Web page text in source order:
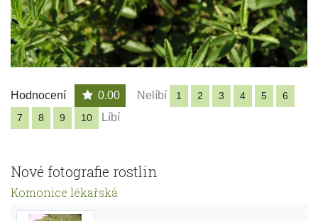
Hodnocení 0.00 Nelíbí 1 2 3 4 5
6
7
8 9 10 Líbí
Nové fotografie rostlin
Komonice lékařská